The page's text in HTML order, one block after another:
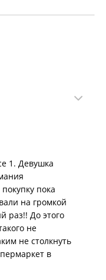
1. Девушка
пока
на громкой
раз!! До этого
не
не столкнуть
в